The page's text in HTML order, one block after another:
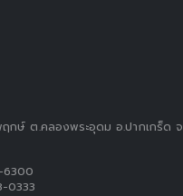
กษ์ ต.คลองพระอุดม อ.ปากเกร็ด จ
6300
0333